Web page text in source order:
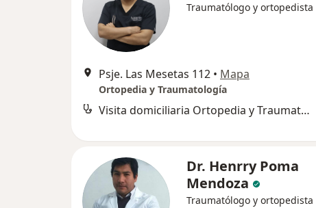
Traumatólogo y ortopedista
Psje. Las Mesetas 112 • Mapa
Ortopedia y Traumatología
Visita domiciliaria Ortopedia y Traumatología
Dr. Henrry Poma
Mendoza
Traumatólogo y ortopedista